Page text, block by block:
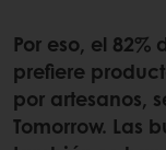
Por eso, el
prefiere
por artesanos,
Tomorrow. Las